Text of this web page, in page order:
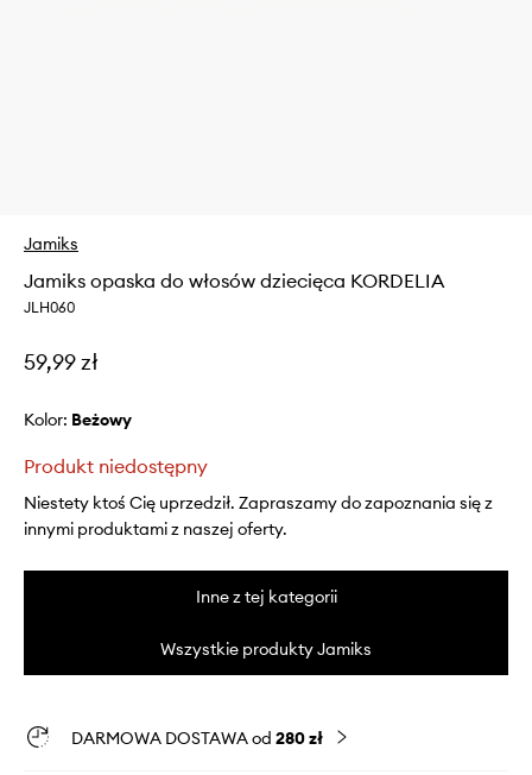
Jamiks
Jamiks opaska do włosów dziecięca KORDELIA
JLH060
59,99 zł
Kolor: beżowy
Produkt niedostępny
Niestety ktoś Cię uprzedził. Zapraszamy do zapoznania się z
innymi produktami z naszej oferty.
Inne z tej kategorii
Wszystkie produkty Jamiks
DARMOWA DOSTAWA od 280 zł